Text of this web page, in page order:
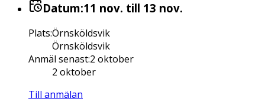
Datum:11 nov. till 13 nov.
Plats:Örnsköldsvik
Örnsköldsvik
Anmäl senast:2 oktober
2 oktober
Till anmälan